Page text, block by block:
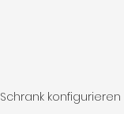
Schrank konfigurieren